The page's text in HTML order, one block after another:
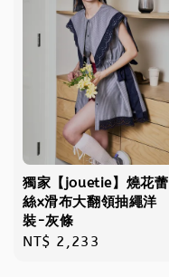
獨家【jouetie】燒花蕾
絲x滑布大翻領抽繩洋
裝-灰條
Regular
NT$ 2,233